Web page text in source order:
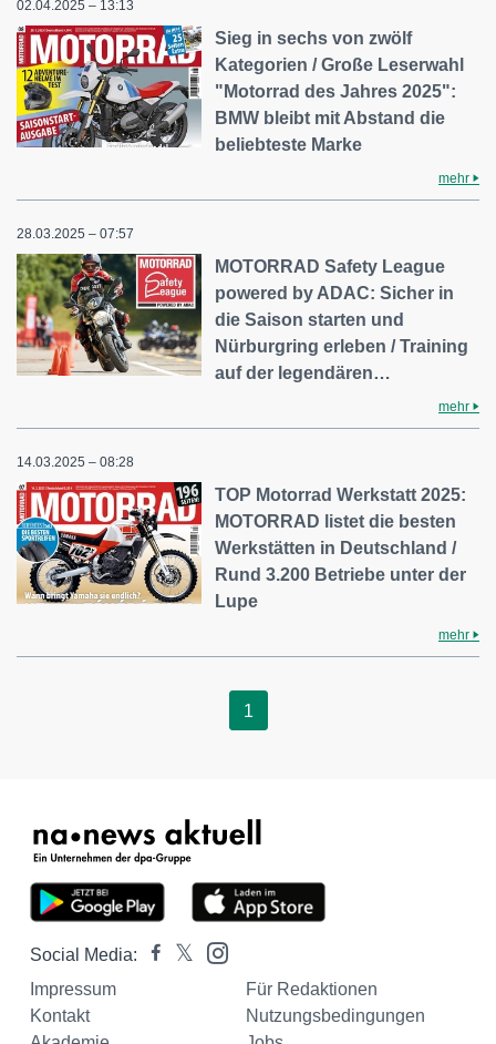
02.04.2025 – 13:13
Sieg in sechs von zwölf
Kategorien / Große Leserwahl
"Motorrad des Jahres 2025":
BMW bleibt mit Abstand die
beliebteste Marke
mehr
28.03.2025 – 07:57
MOTORRAD Safety League
powered by ADAC: Sicher in
die Saison starten und
Nürburgring erleben / Training
auf der legendären…
mehr
14.03.2025 – 08:28
TOP Motorrad Werkstatt 2025:
MOTORRAD listet die besten
Werkstätten in Deutschland /
Rund 3.200 Betriebe unter der
Lupe
mehr
1
Social Media:
Impressum
Für Redaktionen
Kontakt
Nutzungsbedingungen